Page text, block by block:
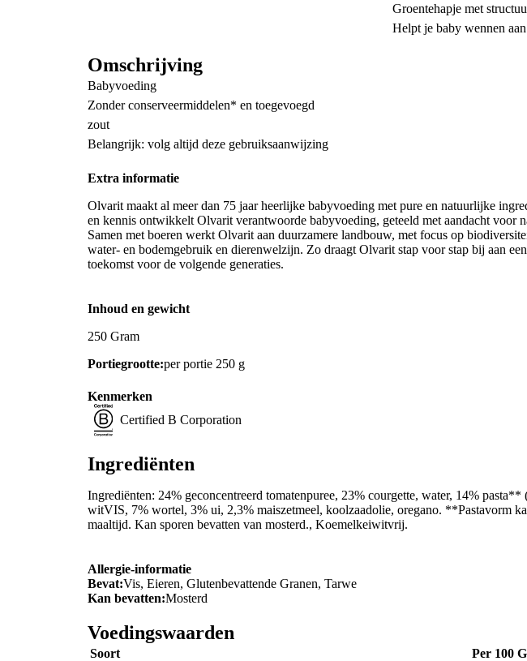
Groentehapje met
Helpt je baby wennen
Omschrijving
Babyvoeding
Zonder conserveermiddelen* en toegevoegd
zout
Belangrijk: volg altijd deze gebruiksaanwijzing
Extra informatie
Olvarit maakt al meer dan 75 jaar heerlijke babyvoeding met pure en natuurlijke
en kennis ontwikkelt Olvarit verantwoorde babyvoeding, geteeld met aandacht voor
Samen met boeren werkt Olvarit aan duurzamere landbouw, met focus op
water- en bodemgebruik en dierenwelzijn. Zo draagt Olvarit stap voor stap bij aan
toekomst voor de volgende generaties.
Inhoud en gewicht
250 Gram
Portiegrootte:per portie 250 g
Kenmerken
Certified B Corporation
Ingrediënten
Ingrediënten: 24% geconcentreerd tomatenpuree, 23% courgette, water, 14%
witVIS, 7% wortel, 3% ui, 2,3% maiszetmeel, koolzaadolie, oregano. **Pastavorm
maaltijd. Kan sporen bevatten van mosterd., Koemelkeiwitvrij.
Allergie-informatie
Bevat:Vis, Eieren, Glutenbevattende Granen, Tarwe
Kan bevatten:Mosterd
Voedingswaarden
Soort
Per 100